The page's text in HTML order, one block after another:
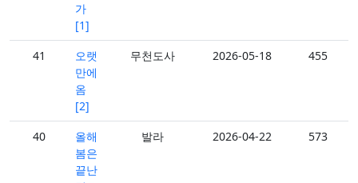
가
[1]
41
오랫
만에
옴
[2]
무천도사 2026-05-18 455
40
올해
봄은
끝난
발라 2026-04-22 573